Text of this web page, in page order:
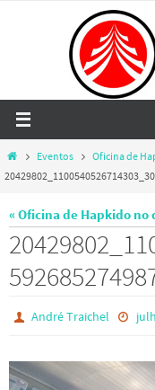
HomeEventos
Oficina de
« Oficina de Hapkido no
André Traichel